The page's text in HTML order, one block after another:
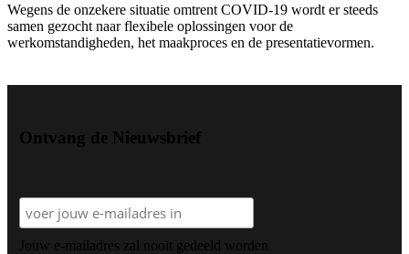
Wegens de onzekere situatie omtrent COVID-19 wordt er steeds
samen gezocht naar flexibele oplossingen voor de
werkomstandigheden, het maakproces en de presentatievormen.
Ontvang de Nieuwsbrief
Jouw e-mailadres zal nooit gedeeld worden